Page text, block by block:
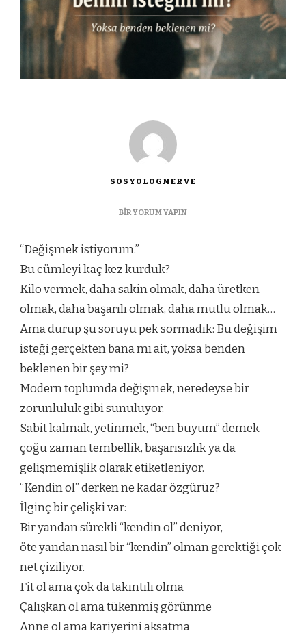
SOSYOLOGMERVE
DEĞIŞMEK
BIR
MESELE
MI,
YOKSA
TOPLUMSAL
BIR
BASKI
IÇIN
BIR YORUM YAPIN
“Değişmek istiyorum.”
Bu cümleyi kaç kez kurduk?
Kilo vermek, daha sakin olmak, daha üretken
olmak, daha başarılı olmak, daha mutlu olmak…
Ama durup şu soruyu pek sormadık: Bu değişim
isteği gerçekten bana mı ait, yoksa benden
beklenen bir şey mi?
Modern toplumda değişmek, neredeyse bir
zorunluluk gibi sunuluyor.
Sabit kalmak, yetinmek, “ben buyum” demek
çoğu zaman tembellik, başarısızlık ya da
gelişmemişlik olarak etiketleniyor.
“Kendin ol” derken ne kadar özgürüz?
İlginç bir çelişki var:
Bir yandan sürekli “kendin ol” deniyor,
öte yandan nasıl bir “kendin” olman gerektiği çok
net çiziliyor.
Fit ol ama çok da takıntılı olma
Çalışkan ol ama tükenmiş görünme
Anne ol ama kariyerini aksatma